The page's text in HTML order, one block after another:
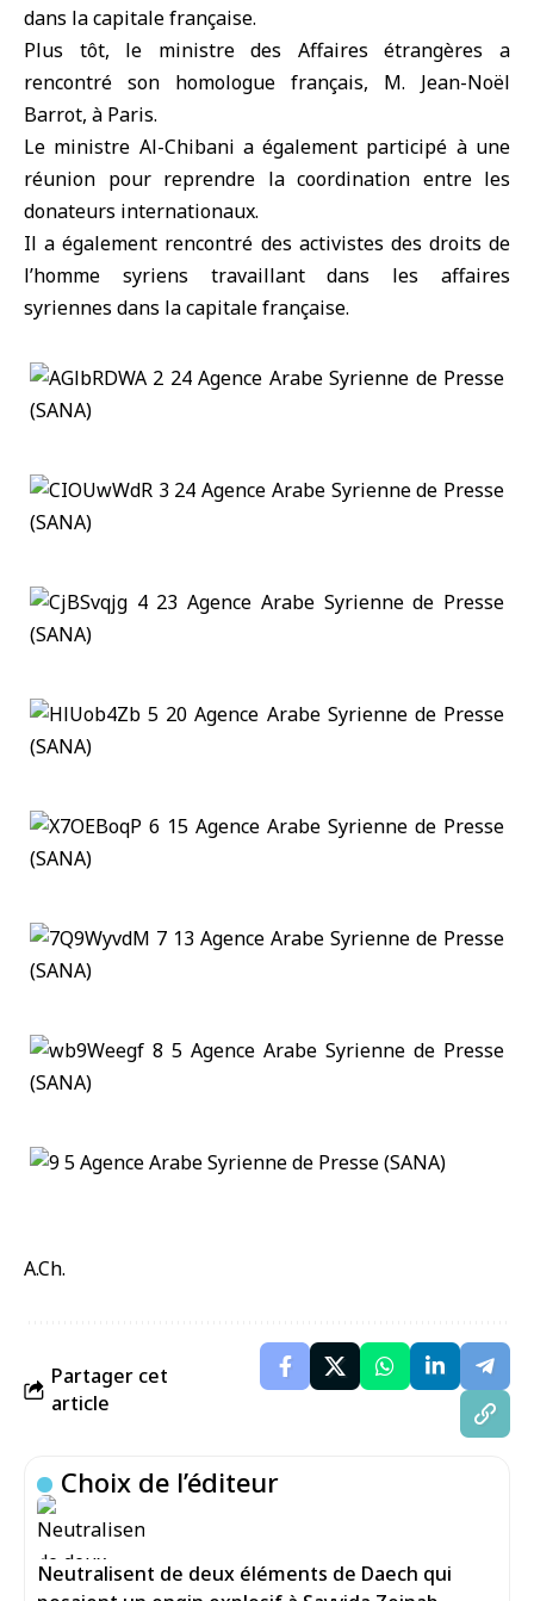
dans la capitale française.
Plus tôt, le ministre des Affaires étrangères a
rencontré son homologue français, M. Jean-Noël
Barrot, à Paris.
Le ministre Al-Chibani a également participé à une
réunion pour reprendre la coordination entre les
donateurs internationaux.
Il a également rencontré des activistes des droits de
l’homme syriens travaillant dans les affaires
syriennes dans la capitale française.
A.Ch.
Partager cet
article
Choix de l’éditeur
Neutralisent de deux éléments de Daech qui